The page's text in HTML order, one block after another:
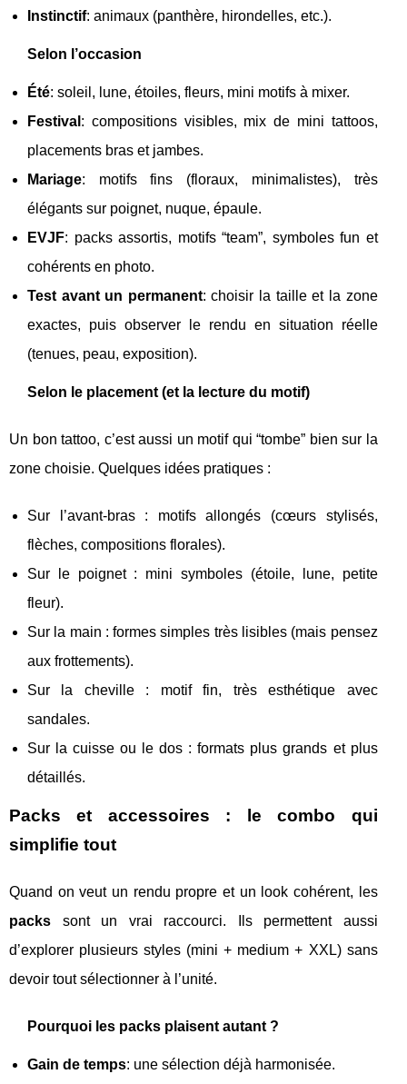
Instinctif: animaux (panthère, hirondelles, etc.).
Selon l’occasion
Été: soleil, lune, étoiles, fleurs, mini motifs à mixer.
Festival : compositions visibles, mix de mini tattoos,
placements bras et jambes.
Mariage: motifs fins (floraux, minimalistes), très
élégants sur poignet, nuque, épaule.
EVJF: packs assortis, motifs “team”, symboles fun et
cohérents en photo.
Test avant un permanent: choisir la taille et la zone
exactes, puis observer le rendu en situation réelle
(tenues, peau, exposition).
Selon le placement (et la lecture du motif)
Un bon tattoo, c’est aussi un motif qui “tombe” bien sur la
zone choisie. Quelques idées pratiques :
Sur l’avant-bras : motifs allongés (cœurs stylisés,
flèches, compositions florales).
Sur le poignet : mini symboles (étoile, lune, petite
fleur).
Sur la main : formes simples très lisibles (mais pensez
aux frottements).
Sur la cheville : motif fin, très esthétique avec
sandales.
Sur la cuisse ou le dos : formats plus grands et plus
détaillés.
Packs et accessoires : le combo qui
simplifie tout
Quand on veut un rendu propre et un look cohérent, les
packs sont un vrai raccourci. Ils permettent aussi
d’explorer plusieurs styles (mini + medium + XXL) sans
devoir tout sélectionner à l’unité.
Pourquoi les packs plaisent autant ?
Gain de temps: une sélection déjà harmonisée.